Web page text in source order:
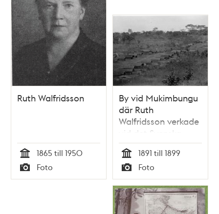
Ruth Walfridsson
Tid
1865 till 1950
Typ
Foto
By vid Mukimbungu
där Ruth
Walfridsson verkade
vid det Svenska
missionsförbundets
första
missionsstation i
Nedre Kongo.
Tid
1891 till 1899
Typ
Foto